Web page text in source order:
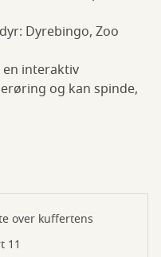
Dyrebingo, Zoo
interaktiv
og kan spinde,
over kuffertens
11